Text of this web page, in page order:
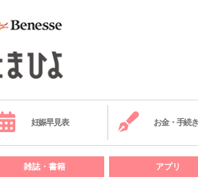
妊娠早見表 お金・手続き
雑誌・書籍 アプリ